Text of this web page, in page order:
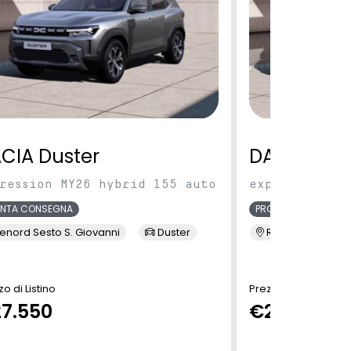
Duster
MY26 hybrid 155 auto
CONSEGNA
Sesto S. Giovanni Duster
di Listino
DACIA
expression
PRONTA CONSEGNA
Renord Sesto S.
Prezzo di Listino
€27.550